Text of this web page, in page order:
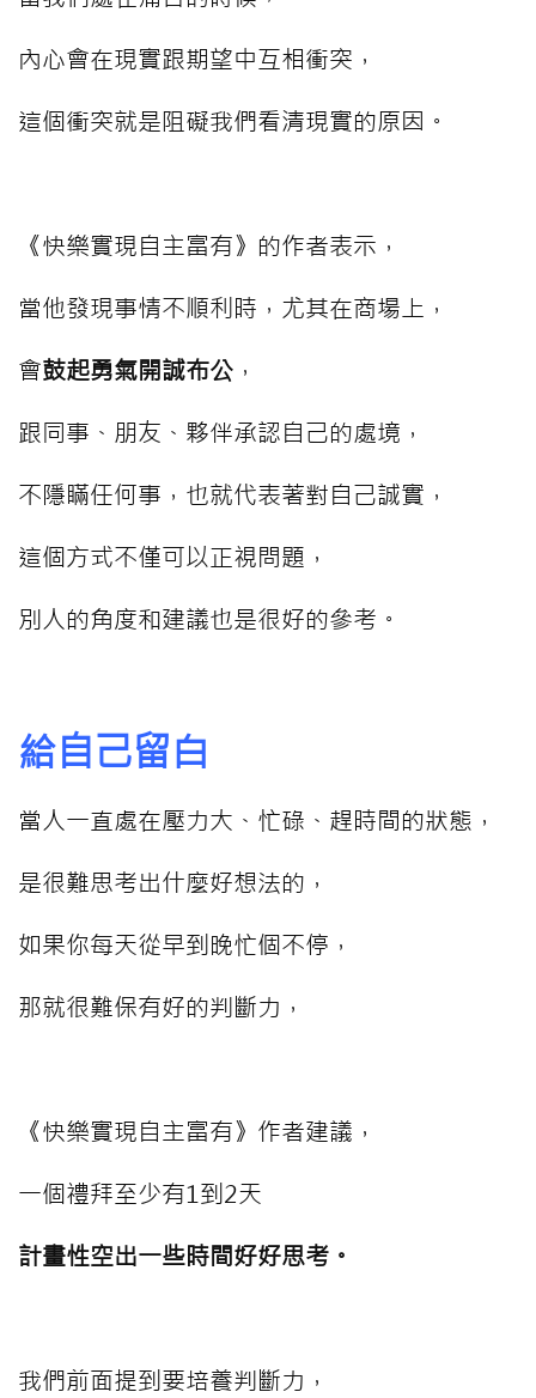
內心會在現實跟期望中互相衝突，
這個衝突就是阻礙我們看清現實的原因。
《快樂實現自主富有》的作者表示，
當他發現事情不順利時，尤其在商場上，
會鼓起勇氣開誠布公 ，
跟同事、朋友、夥伴承認自己的處境，
不隱瞞任何事，也就代表著對自己誠實，
這個方式不僅可以正視問題，
別人的角度和建議也是很好的參考。
給自己留白
當人一直處在壓力大、忙碌、趕時間的狀態，
是很難思考出什麼好想法的，
如果你每天從早到晚忙個不停，
那就很難保有好的判斷力，
《快樂實現自主富有》作者建議，
一個禮拜至少有1到2天
計畫性空出一些時間好好思考。
我們前面提到要培養判斷力，